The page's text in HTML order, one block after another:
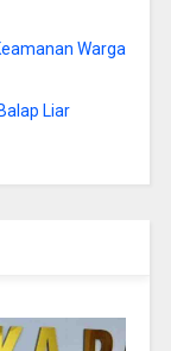
Warga
Liar